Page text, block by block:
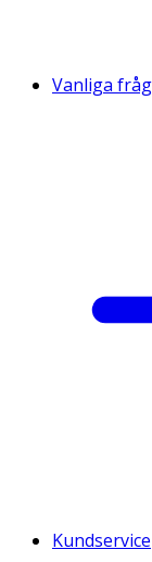
Vanliga
Kundservice